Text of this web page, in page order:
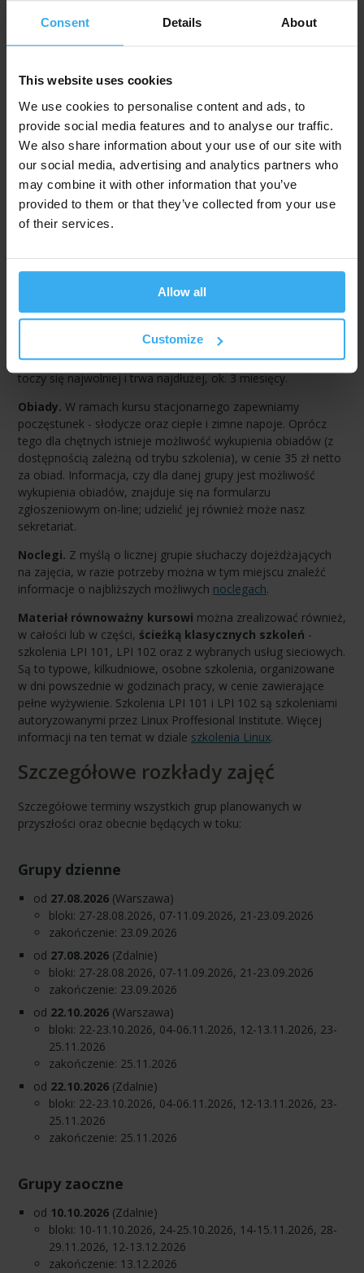
Consent Details About
This website uses cookies
We use cookies to personalise content and ads, to
provide social media features and to analyse our traffic.
We also share information about your use of our site with
our social media, advertising and analytics partners who
may combine it with other information that you’ve
provided to them or that they’ve collected from your use
of their services.
Allow all
Customize
Tryby zajęć stacjonarnych
blokach; zajęcia odbywają się w dni robocze, po 8 godzin
dziennie (od 9 do 17) w tym przerwa obiadowa. Pomiędzy
kolejnymi blokami mają miejsce przerwy, zwykle tygodniowe.
Zaoczny - weekendy: soboty i niedziele, co 2 tygodnie, w
godzinach 9-17 (8 godzin dziennie, w tym przerwa obiadowa).
Kurs trwa łącznie 5 zjazdów..
Wieczorowy- kurs prowadzony w godzinach 18:00 - 21:00
trwa ok. 3 miesiące, zajęcia odbywają się w poniedziałki i
W wariantach zaocznym i dziennym cały kurs to łącznie 80
godzin zegarowych zajęć na sali. W trybie zaocznym kurs trwa
ok. 2 miesięcy. Tryb dzienny jest najintensywniejszy - kurs
kończy się po nieco ponad miesiącu. W trybie wieczorowym
suma godzin zajęć stacjonarnych, ze względu na brak długich
przerw obiadowych, wynosi 65 godzin - kurs w tym trybie
toczy się najwolniej i trwa najdłużej, ok. 3 miesięcy.
Obiady. W ramach kursu stacjonarnego zapewniamy
poczęstunek - słodycze oraz ciepłe i zimne napoje. Oprócz
tego dla chętnych istnieje możliwość wykupienia obiadów (z
dostępnością zależną od trybu szkolenia), w cenie 35 zł netto
za obiad. Informacja, czy dla danej grupy jest możliwość
wykupienia obiadów, znajduje się na formularzu
zgłoszeniowym on-line; udzielić jej również może nasz
sekretariat.
Noclegi. Z myślą o licznej grupie słuchaczy dojeżdżających
na zajęcia, w razie potrzeby można w tym miejscu znaleźć
informacje o najbliższych możliwych noclegach.
Materiał równoważny kursowi można zrealizować również,
w całości lub w części, ścieżką klasycznych szkoleń -
szkolenia LPI 101, LPI 102 oraz z wybranych usług sieciowych.
Są to typowe, kilkudniowe, osobne szkolenia, organizowane
w dni powszednie w godzinach pracy, w cenie zawierające
pełne wyżywienie. Szkolenia LPI 101 i LPI 102 są szkoleniami
autoryzowanymi przez Linux Proffesional Institute. Więcej
informacji na ten temat w dziale szkolenia Linux.
Szczegółowe rozkłady zajęć
Szczegółowe terminy wszystkich grup planowanych w
przyszłości oraz obecnie będących w toku:
Grupy dzienne
od 27.08.2026(Warszawa)
bloki: 27-28.08.2026, 07-11.09.2026, 21-23.09.2026
zakończenie: 23.09.2026
od 27.08.2026(Zdalnie)
bloki: 27-28.08.2026, 07-11.09.2026, 21-23.09.2026
zakończenie: 23.09.2026
od 22.10.2026(Warszawa)
bloki: 22-23.10.2026, 04-06.11.2026, 12-13.11.2026, 23-
25.11.2026
zakończenie: 25.11.2026
od 22.10.2026(Zdalnie)
bloki: 22-23.10.2026, 04-06.11.2026, 12-13.11.2026, 23-
25.11.2026
zakończenie: 25.11.2026
Grupy zaoczne
od 10.10.2026(Zdalnie)
bloki: 10-11.10.2026, 24-25.10.2026, 14-15.11.2026, 28-
29.11.2026, 12-13.12.2026
zakończenie: 13.12.2026